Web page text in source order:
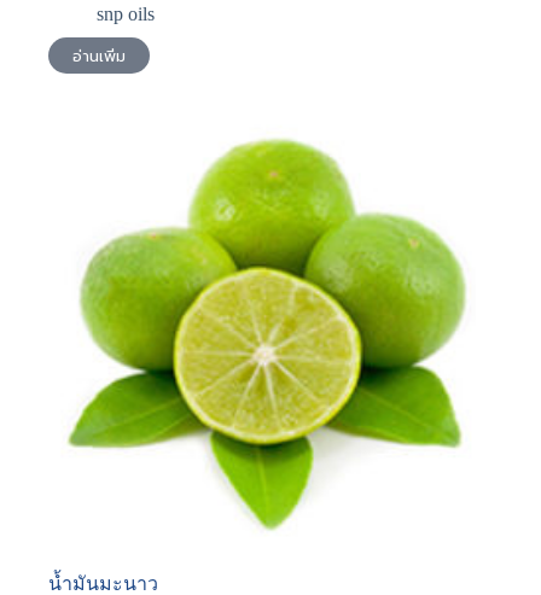
snp oils
อ่านเพิ่ม
น้ำมันมะนาว